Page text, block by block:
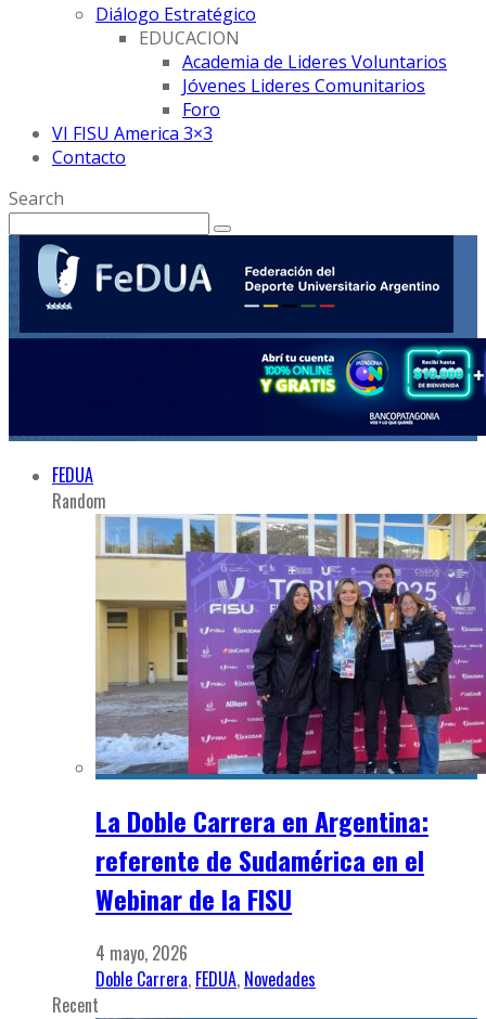
Diálogo Estratégico
EDUCACION
Academia de Lideres Voluntarios
Jóvenes Lideres Comunitarios
Foro
VI FISU America 3×3
Contacto
Search
FEDUA
Random
La Doble Carrera en Argentina:
referente de Sudamérica en el
Webinar de la FISU
4 mayo, 2026
Doble Carrera, FEDUA, Novedades
Recent